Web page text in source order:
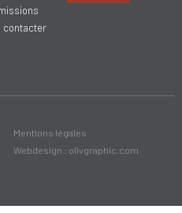
contacter
Mentions légales
Webdesign : olivgraphic.com